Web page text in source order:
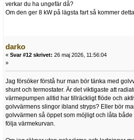
verkar du ha ungefär då?
Om den ger 8 kW på lägsta fart så kommer
darko
« Svar #12 skrivet: 26 maj 2026, 11:56:04
»
Jag försöker förstå hur man bör tänka med
shunt och termostater. Är det viktigaste att
värmepumpen alltid har tillräckligt flöde och
golvvärmens slingor ibland stryps? Eller bör
golvvärmen så öppet som möjligt och låta
följa värmekurvan.